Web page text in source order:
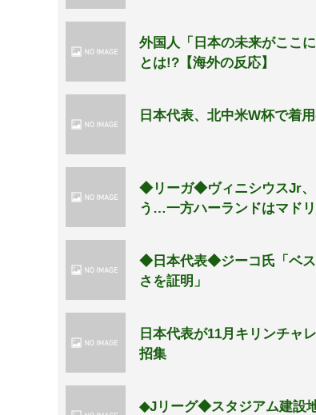
外国人「日本の未来がここ
とは!?【海外の反応】
日本代表、北中米W杯で着
◆リーガ◆ヴィニシウスJr、
う…一方ハーランドはマド
◆日本代表◆ジーコ氏「ベ
さを証明」
日本代表が11月キリンチャ
招集
◆Jリーグ◆スタジアム建設